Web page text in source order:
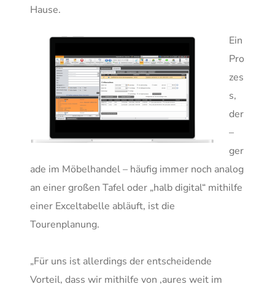
Hause.
Ein
Pro
zes
s,
der
–
ger
ade im Möbelhandel – häufig immer noch analog
an einer großen Tafel oder „halb digital“ mithilfe
einer Exceltabelle abläuft, ist die
Tourenplanung.
„Für uns ist allerdings der entscheidende
Vorteil, dass wir mithilfe von ,aures weit im